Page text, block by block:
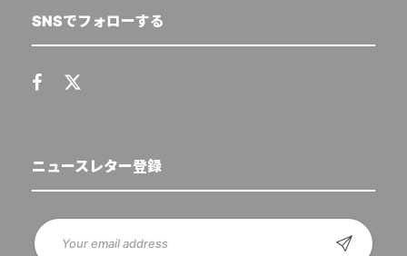
SNSでフォローする
ニュースレター登録